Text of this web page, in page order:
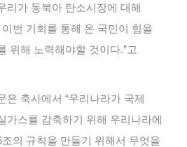
리가 동북아 탄소시장에 대해
번 기회를 통해 온 국민이 힘을
위해 노력해야할 것이다.”고
은 축사에서 “우리나라가 국제
가스를 감축하기 위해 우리나라에
의 규칙을 만들기 위해서 무엇을